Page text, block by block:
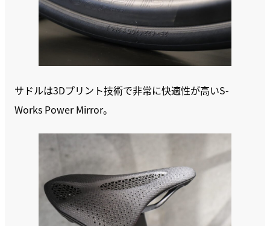
サドルは3Dプリント技術で非常に快適性が高いS-
Works Power Mirror。